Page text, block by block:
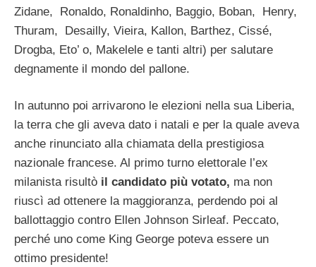
Zidane, Ronaldo, Ronaldinho, Baggio, Boban, Henry,
Thuram, Desailly, Vieira, Kallon, Barthez, Cissé,
Drogba, Eto’ o, Makelele e tanti altri) per salutare
degnamente il mondo del pallone.
In autunno poi arrivarono le elezioni nella sua Liberia,
la terra che gli aveva dato i natali e per la quale aveva
anche rinunciato alla chiamata della prestigiosa
nazionale francese. Al primo turno elettorale l’ex
milanista risultò il candidato più votato, ma non
riuscì ad ottenere la maggioranza, perdendo poi al
ballottaggio contro Ellen Johnson Sirleaf. Peccato,
perché uno come King George poteva essere un
ottimo presidente!